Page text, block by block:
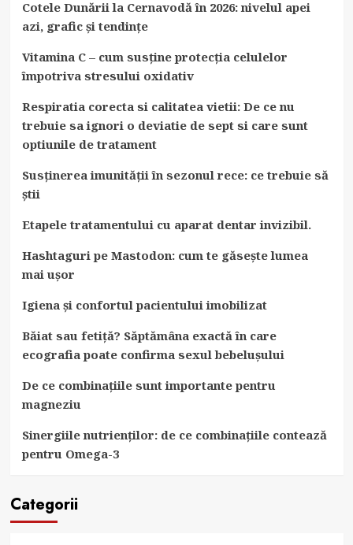
Cotele Dunării la Cernavodă în 2026: nivelul apei
azi, grafic și tendințe
Vitamina C – cum susține protecția celulelor
împotriva stresului oxidativ
Respiratia corecta si calitatea vietii: De ce nu
trebuie sa ignori o deviatie de sept si care sunt
optiunile de tratament
Susținerea imunității în sezonul rece: ce trebuie să
știi
Etapele tratamentului cu aparat dentar invizibil.
Hashtaguri pe Mastodon: cum te găsește lumea
mai ușor
Igiena și confortul pacientului imobilizat
Băiat sau fetiță? Săptămâna exactă în care
ecografia poate confirma sexul bebelușului
De ce combinațiile sunt importante pentru
magneziu
Sinergiile nutrienților: de ce combinațiile contează
pentru Omega-3
Categorii